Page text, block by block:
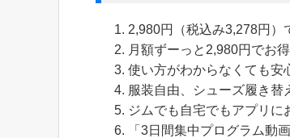
2,980円（税込み3,278円）
月額ずーっと2,980円でお
使い方がわからなくても安
服装自由、シューズ履き
ジムでも自宅でもアプリに
「3日間集中プログラム動